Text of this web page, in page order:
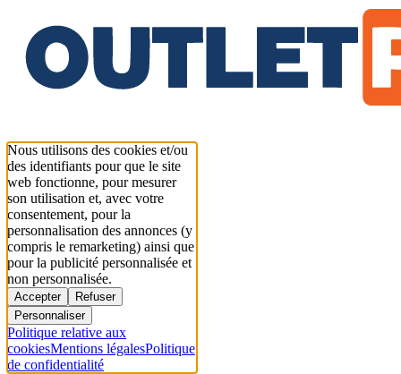
Nous utilisons des cookies et/ou
des identifiants pour que le site
web fonctionne, pour mesurer
son utilisation et, avec votre
consentement, pour la
personnalisation des annonces (y
compris le remarketing) ainsi que
pour la publicité personnalisée et
non personnalisée.
Accepter
Refuser
Personnaliser
Politique relative aux
cookiesMentions légalesPolitique
de confidentialité